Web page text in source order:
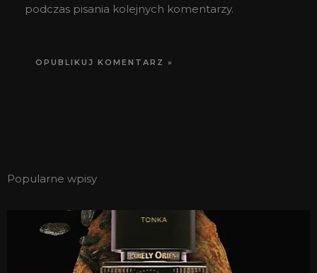
podczas pisania kolejnych komentarzy.
Popularne wpisy